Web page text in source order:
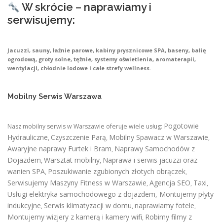
W skrócie – naprawiamy i
serwisujemy:
Jacuzzi, sauny, łaźnie parowe, kabiny prysznicowe SPA, baseny, balię
ogrodową, groty solne, tężnie, systemy oświetlenia, aromaterapii,
wentylacji, chłodnie lodowe i całe strefy wellness.
Mobilny Serwis Warszawa
Nasz mobilny serwis w Warszawie oferuje wiele usług: Pogotowie
Hydrauliczne, Czyszczenie Parą, Mobilny Spawacz w Warszawie,
Awaryjne naprawy Furtek i Bram, Naprawy Samochodów z
Dojazdem, Warsztat mobilny, Naprawa i serwis jacuzzi oraz
wanien SPA, Poszukiwanie zgubionych złotych obrączek,
Serwisujemy Maszyny Fitness w Warszawie, Agencja SEO, Taxi,
Usługi elektryka samochodowego z dojazdem, Montujemy płyty
indukcyjne, Serwis klimatyzacji w domu, naprawiamy fotele,
Montujemy wizjery z kamerą i kamery wifi, Robimy filmy z